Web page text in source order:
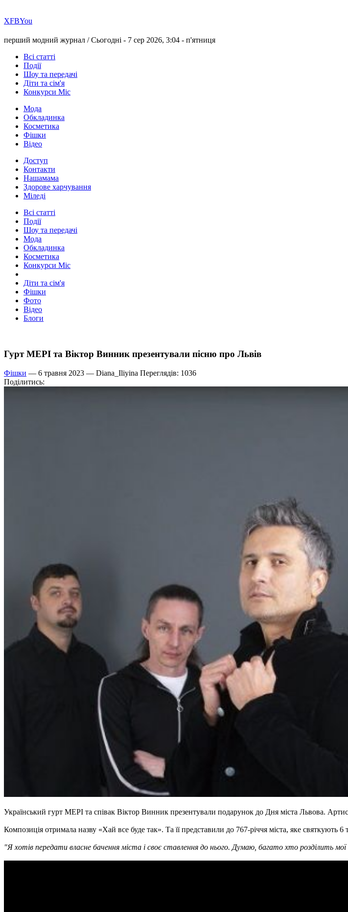
ХFBYou
перший модний журнал /Сьогодні - 7 сер 2026, 3:04 - п'ятниця
Всі статті
Події
Шоу та передачі
Діти та сім'я
Конкурси Міс
Мода
Обкладинка
Косметика
Фішки
Відео
Доступ
Контакти
Нашамама
Здорове харчування
Міледі
Всі статті
Події
Шоу та передачі
Мода
Обкладинка
Косметика
Конкурси Міс
Діти та сім'я
Фішки
Фото
Відео
Блоги
Гурт МЕРІ та Віктор Винник презентували пісню про Львів
Фішки — 6 травня 2023 — Diana_Iliyina Переглядів: 1036
Поділитись:
Український гурт МЕРІ та співак Віктор Винник презентували подарунок до Дня міста Львова.
Композиція отримала назву «Хай все буде так». Та її представили до 767-річчя міста, яке святкують 6
"Я хотів передати власне бачення міста і своє ставлення до нього. Думаю, багато хто розділить